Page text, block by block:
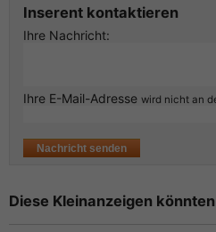
Inserent kontaktieren
Ihre Nachricht:
Ihre E-Mail-Adresse wird nicht an
Diese Kleinanzeigen